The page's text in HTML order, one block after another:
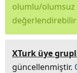
olumlu/olumsuz
XTurk üye
güncellenmiştir.